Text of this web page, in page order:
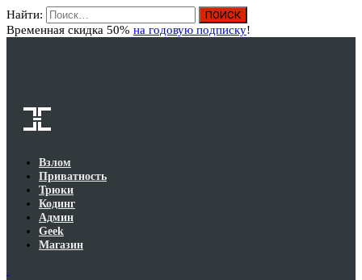
Найти:
Временная скидка 50% на годовую подписку!
Взлом
Приватность
Трюки
Кодинг
Админ
Geek
Магазин